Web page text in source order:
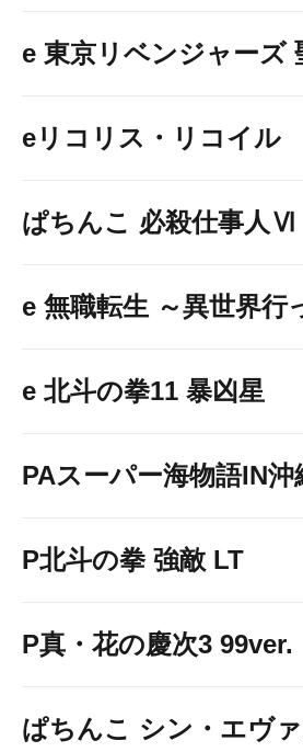
e 東京リベンジャーズ
eリコリス・リコイル
ぱちんこ 必殺仕事人Ⅵ
e 無職転生 ～異世界行
e 北斗の拳11 暴凶星
PAスーパー海物語IN
P北斗の拳 強敵 LT
P真・花の慶次3 99ver.
ぱちんこ シン・エヴ